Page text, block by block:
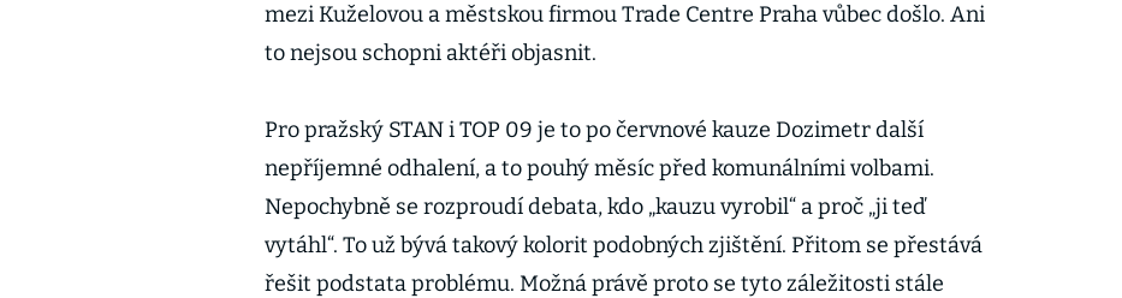
mezi Kuželovou a městskou firmou Trade Centre Praha vůbec došlo. Ani
to nejsou schopni aktéři objasnit.
Pro pražský STAN i TOP 09 je to po červnové kauze Dozimetr další
nepříjemné odhalení, a to pouhý měsíc před komunálními volbami.
Nepochybně se rozproudí debata, kdo „kauzu vyrobil“ a proč „ji teď
vytáhl“. To už bývá takový kolorit podobných zjištění. Přitom se přestává
řešit podstata problému. Možná právě proto se tyto záležitosti stále